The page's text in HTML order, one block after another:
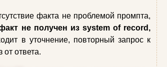
факта не проблемой промпта,
не получен из system of record,
в уточнение, повторный запрос к
от ответа.